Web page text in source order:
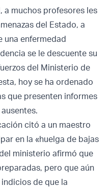
a muchos profesores les
del Estado, a
una enfermedad
se le descuente su
del Ministerio de
hoy se ha ordenado
que presenten informes
citó a un maestro
en la «huelga de bajas
ministerio afirmó que
pero que aún
de que la